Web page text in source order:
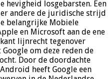
hevigheid losgebarsten. Een
andere de juridische strijd
belangrijke Mobiele
en Microsoft aan de ene
kant lijnrecht tegenover
om deze reden de
Door de doordachte
heeft Google een